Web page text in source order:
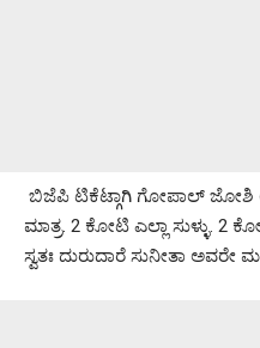
ಬಿಜೆಪಿ ಟಿಕೆಟ್ಗಾಗಿ ಗೋಪಾಲ್ ಜೋಶಿ
ಮಾತ್ರ. 2 ಕೋಟಿ ಎಲ್ಲಾ ಸುಳ್ಳು. 2
ಸ್ವತಃ ದುರುದಾರೆ ಸುನೀತಾ ಅವರೇ